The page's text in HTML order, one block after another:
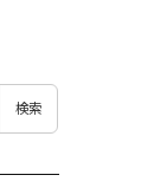
検索